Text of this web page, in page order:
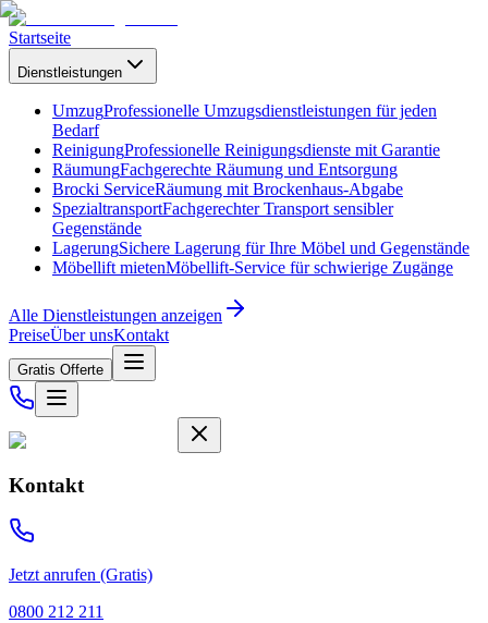
Startseite
Dienstleistungen
UmzugProfessionelle Umzugsdienstleistungen für jeden
Bedarf
ReinigungProfessionelle Reinigungsdienste mit Garantie
RäumungFachgerechte Räumung und Entsorgung
Brocki ServiceRäumung mit Brockenhaus-Abgabe
SpezialtransportFachgerechter Transport sensibler
Gegenstände
LagerungSichere Lagerung für Ihre Möbel und Gegenstände
Möbellift mietenMöbellift-Service für schwierige Zugänge
Alle Dienstleistungen anzeigen
PreiseÜber unsKontakt
Gratis Offerte
Kontakt
Jetzt anrufen (Gratis)
0800 212 211